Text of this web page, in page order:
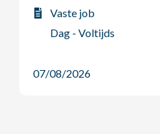
Vaste job
Dag - Voltijds
07/08/2026